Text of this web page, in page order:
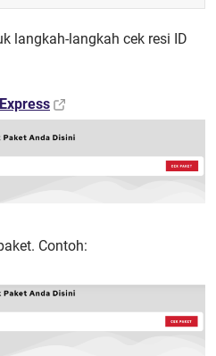
langkah-langkah cek resi ID
Contoh: